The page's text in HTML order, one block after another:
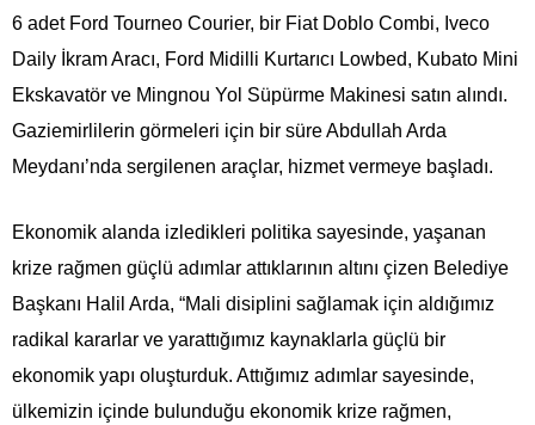
6 adet Ford Tourneo Courier, bir Fiat Doblo Combi, Iveco
Daily İkram Aracı, Ford Midilli Kurtarıcı Lowbed, Kubato Mini
Ekskavatör ve Mingnou Yol Süpürme Makinesi satın alındı.
Gaziemirlilerin görmeleri için bir süre Abdullah Arda
Meydanı’nda sergilenen araçlar, hizmet vermeye başladı.
Ekonomik alanda izledikleri politika sayesinde, yaşanan
krize rağmen güçlü adımlar attıklarının altını çizen Belediye
Başkanı Halil Arda, “Mali disiplini sağlamak için aldığımız
radikal kararlar ve yarattığımız kaynaklarla güçlü bir
ekonomik yapı oluşturduk. Attığımız adımlar sayesinde,
ülkemizin içinde bulunduğu ekonomik krize rağmen,